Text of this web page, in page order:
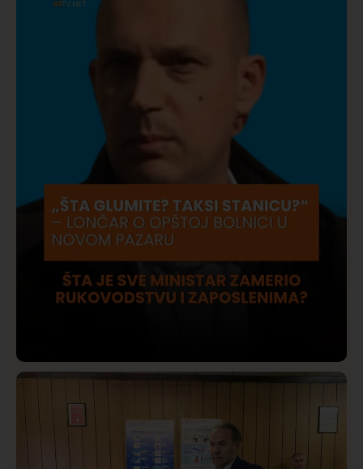
Lončar o Opštoj bolnici u Novom Pazaru: „Šta glumite?